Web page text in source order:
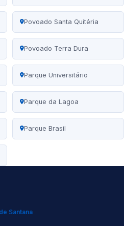
Povoado Santa Quitéria
Povoado Terra Dura
Parque Universitário
Parque da Lagoa
Parque Brasil
Santana